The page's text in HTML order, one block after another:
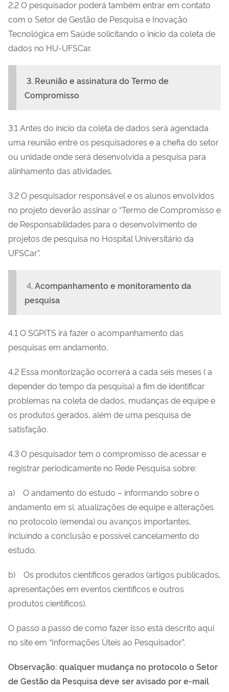
2.2 O pesquisador poderá também entrar em contato
com o Setor de Gestão de Pesquisa e Inovação
Tecnológica em Saúde solicitando o início da coleta de
dados no HU-UFSCar.
3. Reunião e assinatura do Termo de
Compromisso
3.1 Antes do início da coleta de dados será agendada
uma reunião entre os pesquisadores e a chefia do setor
ou unidade onde será desenvolvida a pesquisa para
alinhamento das atividades.
3.2 O pesquisador responsável e os alunos envolvidos
no projeto deverão assinar o “Termo de Compromisso e
de Responsabilidades para o desenvolvimento de
projetos de pesquisa no Hospital Universitário da
UFSCar”.
4. Acompanhamento e monitoramento da
pesquisa
4.1 O SGPITS irá fazer o acompanhamento das
pesquisas em andamento.
4.2 Essa monitorização ocorrerá a cada seis meses ( a
depender do tempo da pesquisa) a fim de identificar
problemas na coleta de dados, mudanças de equipe e
os produtos gerados, além de uma pesquisa de
satisfação.
4.3 O pesquisador tem o compromisso de acessar e
registrar periodicamente no Rede Pesquisa sobre:
a) O andamento do estudo – informando sobre o
andamento em si, atualizações de equipe e alterações
no protocolo (emenda) ou avanços importantes,
incluindo a conclusão e possível cancelamento do
estudo.
b) Os produtos científicos gerados (artigos publicados,
apresentações em eventos científicos e outros
produtos científicos).
O passo a passo de como fazer isso está descrito aqui
no site em “Informações Úteis ao Pesquisador”.
Observação: qualquer mudança no protocolo o Setor
de Gestão da Pesquisa deve ser avisado por e-mail